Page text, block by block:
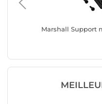
Marshall Support